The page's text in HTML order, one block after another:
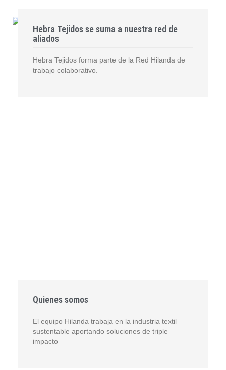
Hebra Tejidos se suma a nuestra red de
aliados
Hebra Tejidos forma parte de la Red Hilanda de
trabajo colaborativo.
Quienes somos
El equipo Hilanda trabaja en la industria textil
sustentable aportando soluciones de triple
impacto